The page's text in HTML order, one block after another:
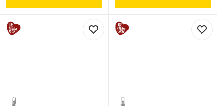
favorite_border favorite_border